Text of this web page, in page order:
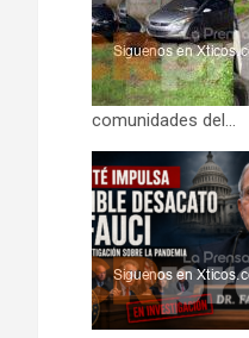
comunidades del…